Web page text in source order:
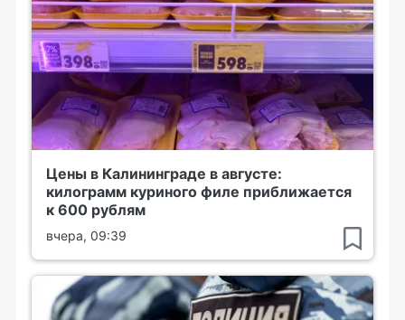
Цены в Калининграде в августе:
килограмм куриного филе приближается
к 600 рублям
вчера, 09:39